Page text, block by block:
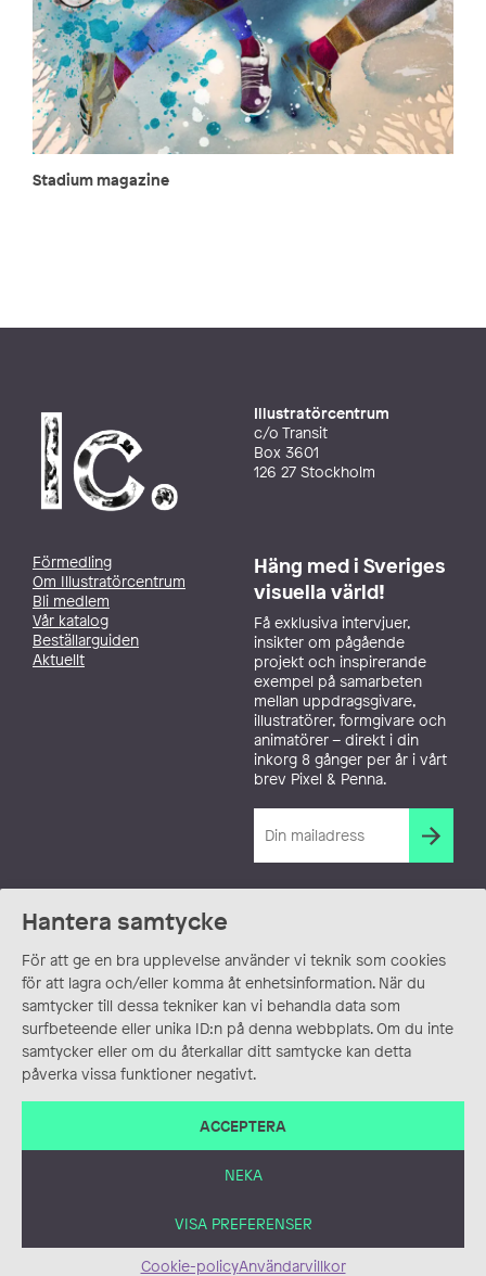
Hantera samtycke
För att ge en bra upplevelse använder vi teknik som cookies
för att lagra och/eller komma åt enhetsinformation. När du
samtycker till dessa tekniker kan vi behandla data som
surfbeteende eller unika ID:n på denna webbplats. Om du inte
samtycker eller om du återkallar ditt samtycke kan detta
påverka vissa funktioner negativt.
ACCEPTERA
NEKA
VISA PREFERENSER
Cookie-policyAnvändarvillkor
Stadium magazine
Illustratörcentrum
c/o Transit
Box 3601
126 27 Stockholm
Förmedling
Om Illustratörcentrum
Bli medlem
Vår katalog
Beställarguiden
Aktuellt
Häng med i Sveriges
visuella värld!
Få exklusiva intervjuer,
insikter om pågående
projekt och inspirerande
exempel på samarbeten
mellan uppdragsgivare,
illustratörer, formgivare och
animatörer – direkt i din
inkorg 8 gånger per år i vårt
brev Pixel & Penna.
ANVÄNDARVILLKOR